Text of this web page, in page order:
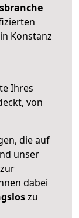
Konstanz
Ihres
von
die auf
unser
dabei
zu